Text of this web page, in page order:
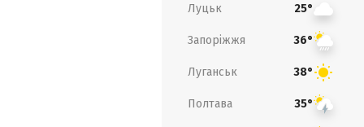
Луцьк 25°
Запоріжжя 36°
Луганськ 38°
Полтава 35°